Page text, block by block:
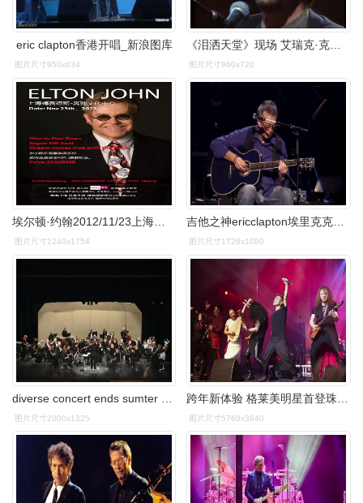
eric clapton香港开唱_新浪图库
图片尺寸950x634
《泪洒天堂》现场 艾瑞克·克莱普顿 布鲁斯 1992 不插电演唱会 tears
图片尺寸960x720
图片尺寸1240x1754 图片尺寸1728x1080
图片尺寸2000x1325 图片尺寸5760x3840